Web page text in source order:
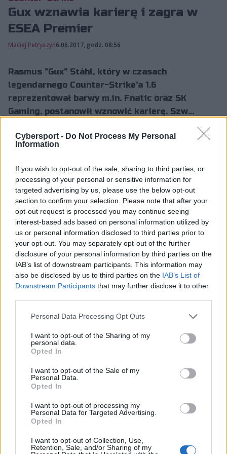
Cybersport - Do Not Process My Personal
Information
If you wish to opt-out of the sale, sharing to third parties, or
processing of your personal or sensitive information for
targeted advertising by us, please use the below opt-out
section to confirm your selection. Please note that after your
opt-out request is processed you may continue seeing
interest-based ads based on personal information utilized by
us or personal information disclosed to third parties prior to
your opt-out. You may separately opt-out of the further
disclosure of your personal information by third parties on the
IAB’s list of downstream participants. This information may
also be disclosed by us to third parties on the IAB’s List of
Downstream Participants that may further disclose it to other
Personal Data Processing Opt Outs
I want to opt-out of the Sharing of my
personal data.
Opted In
I want to opt-out of the Sale of my
Personal Data.
Opted In
I want to opt-out of processing my
Personal Data for Targeted Advertising.
Opted In
I want to opt-out of Collection, Use,
Retention, Sale, and/or Sharing of my
Gux wznawia karierę i zagra w
ESEA Premier
Maciej Petryszyn6.06.2017, godz. 08:56
Rasmus "Gux" Ståhl, który w czasach
legendarnego Counter-Strike'a 1.6
reprezentował barwy m.in. Fnatic oraz SK
Gaming, postanowił wznowić karierę. Szw...
Rasmus "Gux" Ståhl, który w czasach legendarnego
oraz SK Gaming, postanowił wznowić karierę. Szweda
będzie można oglądać w rozgrywkach ESEA Premier
Season 25, gdzie dołączył do nowo sformowanego
europejskiego składu.
W latach 2007-2012 Gux wystąpił na wielu prestiżowych
imprezach, sporo z nich zresztą wygrywając. Jako gracz
Fnatic sięgał po triumf, na takich zawodach, jak
m.in. ESPORTSM 2011/2012, DreamHack Summer 2012
czy też Intel Extreme Masters III. Ze sceną rozstał
się pięć lat temu, by móc skupić się na studiach
inżynierskich.
Teraz Ståhl powraca, zajmując piąty fotel w zespole,
który w ESEA Premier przejął slot należący dotychczas
do ex-Dark Passage. Jednakże turecka drużyna została
Eker i Muhammed "mini" Salman - postanowiło
skompletować zupełnie nowy skład. Wraz z nimi i
"percy" Wessel oraz Faruk "Pita" Pita, do niedawna
zawodnik Teamu Dignitas.
Nowy skład exdp prezentuje się następująco: